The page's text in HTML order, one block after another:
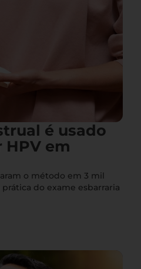
é usado
em
o método em 3 mil
do exame esbarraria